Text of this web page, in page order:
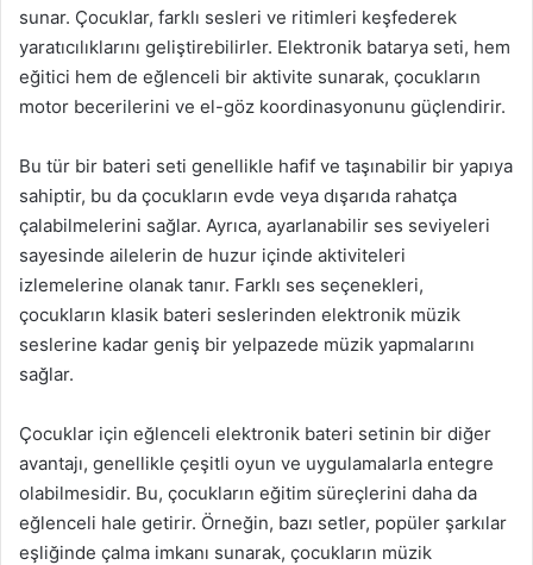
sunar. Çocuklar, farklı sesleri ve ritimleri keşfederek
yaratıcılıklarını geliştirebilirler. Elektronik batarya seti, hem
eğitici hem de eğlenceli bir aktivite sunarak, çocukların
motor becerilerini ve el-göz koordinasyonunu güçlendirir.
Bu tür bir bateri seti genellikle hafif ve taşınabilir bir yapıya
sahiptir, bu da çocukların evde veya dışarıda rahatça
çalabilmelerini sağlar. Ayrıca, ayarlanabilir ses seviyeleri
sayesinde ailelerin de huzur içinde aktiviteleri
izlemelerine olanak tanır. Farklı ses seçenekleri,
çocukların klasik bateri seslerinden elektronik müzik
seslerine kadar geniş bir yelpazede müzik yapmalarını
sağlar.
Çocuklar için eğlenceli elektronik bateri setinin bir diğer
avantajı, genellikle çeşitli oyun ve uygulamalarla entegre
olabilmesidir. Bu, çocukların eğitim süreçlerini daha da
eğlenceli hale getirir. Örneğin, bazı setler, popüler şarkılar
eşliğinde çalma imkanı sunarak, çocukların müzik